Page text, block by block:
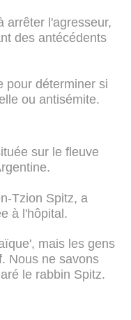
arrêter l'agresseur,
des antécédents
pour déterminer si
ou antisémite.
sur le fleuve
Tzion Spitz, a
à l'hôpital.
mais les gens
Nous ne savons
le rabbin Spitz.